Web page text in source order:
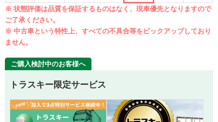
※ 状態評価は品質を保証するものはなく、現車優先となりますので
ご了承ください。
※ 中古車という特性上、すべての不具合等をピックアップしており
ません。
ご購入検討中のお客様へ
トラスキー限定サービス